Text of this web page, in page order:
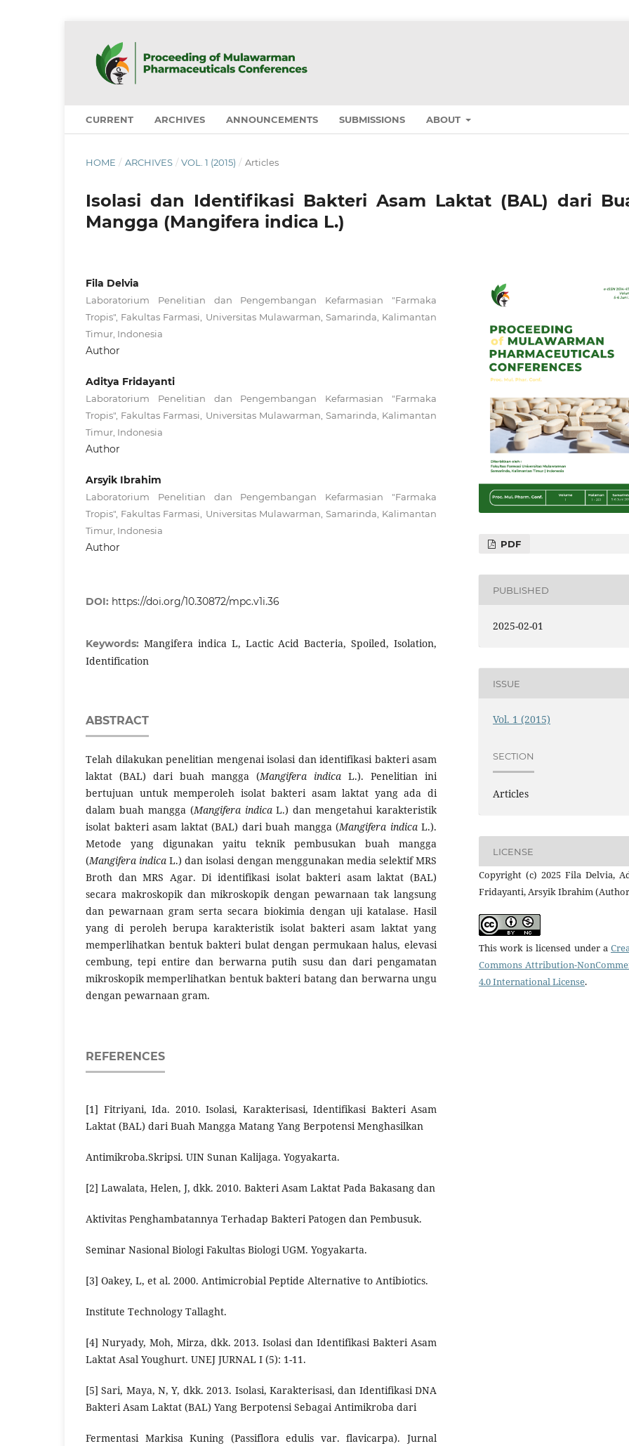
CURRENT ARCHIVES ANNOUNCEMENTS SUBMISSIONS ABOUT
HOME / ARCHIVES / VOL. 1 (2015) / Articles
Isolasi dan Identifikasi Bakteri Asam Laktat (BAL) dari
Mangga (Mangifera indica L.)
Fila Delvia
Laboratorium Penelitian dan Pengembangan Kefarmasian "Farmaka
Tropis", Fakultas Farmasi, Universitas Mulawarman, Samarinda, Kalimantan
Timur, Indonesia
Author
Aditya Fridayanti
Laboratorium Penelitian dan Pengembangan Kefarmasian "Farmaka
Tropis", Fakultas Farmasi, Universitas Mulawarman, Samarinda, Kalimantan
Timur, Indonesia
Author
Arsyik Ibrahim
Laboratorium Penelitian dan Pengembangan Kefarmasian "Farmaka
Tropis", Fakultas Farmasi, Universitas Mulawarman, Samarinda, Kalimantan
Timur, Indonesia
Author
DOI: https://doi.org/10.30872/mpc.v1i.36
Keywords: Mangifera indica L, Lactic Acid Bacteria, Spoiled, Isolation,
Identification
ABSTRACT
Telah dilakukan penelitian mengenai isolasi dan identifikasi bakteri asam
laktat (BAL) dari buah mangga (Mangifera indica L.). Penelitian ini
bertujuan untuk memperoleh isolat bakteri asam laktat yang ada di
dalam buah mangga (Mangifera indicaL.) dan mengetahui karakteristik
isolat bakteri asam laktat (BAL) dari buah mangga (Mangifera indicaL.).
Metode yang digunakan yaitu teknik pembusukan buah mangga
(Mangifera indica L.) dan isolasi dengan menggunakan media selektif MRS
Broth dan MRS Agar. Di identifikasi isolat bakteri asam laktat (BAL)
secara makroskopik dan mikroskopik dengan pewarnaan tak langsung
dan pewarnaan gram serta secara biokimia dengan uji katalase. Hasil
yang di peroleh berupa karakteristik isolat bakteri asam laktat yang
memperlihatkan bentuk bakteri bulat dengan permukaan halus, elevasi
cembung, tepi entire dan berwarna putih susu dan dari pengamatan
mikroskopik memperlihatkan bentuk bakteri batang dan berwarna ungu
dengan pewarnaan gram.
REFERENCES
[1] Fitriyani, Ida. 2010. Isolasi, Karakterisasi, Identifikasi Bakteri Asam
Laktat (BAL) dari Buah Mangga Matang Yang Berpotensi Menghasilkan
Antimikroba.Skripsi. UIN Sunan Kalijaga. Yogyakarta.
[2] Lawalata, Helen, J, dkk. 2010. Bakteri Asam Laktat Pada Bakasang dan
Aktivitas Penghambatannya Terhadap Bakteri Patogen dan Pembusuk.
Seminar Nasional Biologi Fakultas Biologi UGM. Yogyakarta.
[3] Oakey, L, et al. 2000. Antimicrobial Peptide Alternative to Antibiotics.
Institute Technology Tallaght.
[4] Nuryady, Moh, Mirza, dkk. 2013. Isolasi dan Identifikasi Bakteri Asam
Laktat Asal Youghurt. UNEJ JURNAL I (5): 1-11.
[5] Sari, Maya, N, Y, dkk. 2013. Isolasi, Karakterisasi, dan Identifikasi DNA
Bakteri Asam Laktat (BAL) Yang Berpotensi Sebagai Antimikroba dari
Fermentasi Markisa Kuning (Passiflora edulis var. flavicarpa). Jurnal
PDF
PUBLISHED
2025-02-01
ISSUE
Vol. 1 (2015)
SECTION
Articles
LICENSE
Copyright (c) 2025 Fila Delvia,
Fridayanti, Arsyik Ibrahim
This work is licensed under a
Commons Attribution-
4.0 International License.